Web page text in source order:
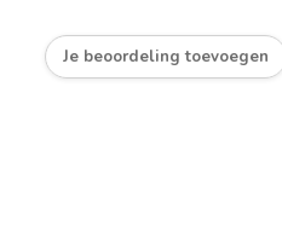
Je beoordeling toevoegen